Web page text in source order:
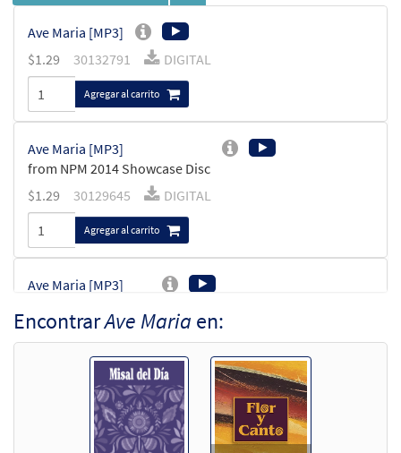
Ave Maria [MP3]
$1.29 30132791 DIGITAL
Agregar al carrito
Ave Maria [MP3]
from NPM 2014 Showcase Disc
$1.29 30129645 DIGITAL
Agregar al carrito
Ave Maria [MP3]
$1.29 30114048 DIGITAL
Agregar al carrito
Ave Maria [Partitura]
(Trilingual/Trilingüe)
EncontrarAve Maria en: